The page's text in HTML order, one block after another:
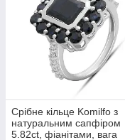
Срібне кільце Komilfo з
натуральним сапфіром
5.82ct, фіанітами, вага